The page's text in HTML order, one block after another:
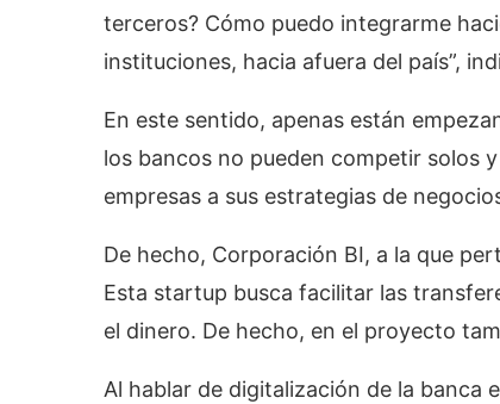
terceros? Cómo puedo integrarme
instituciones, hacia afuera del país”,
En este sentido, apenas están
los bancos no pueden competir solos
empresas a sus estrategias de
De hecho, Corporación BI, a la que
Esta startup busca facilitar las
el dinero. De hecho, en el proyecto
Al hablar de digitalización de la banca